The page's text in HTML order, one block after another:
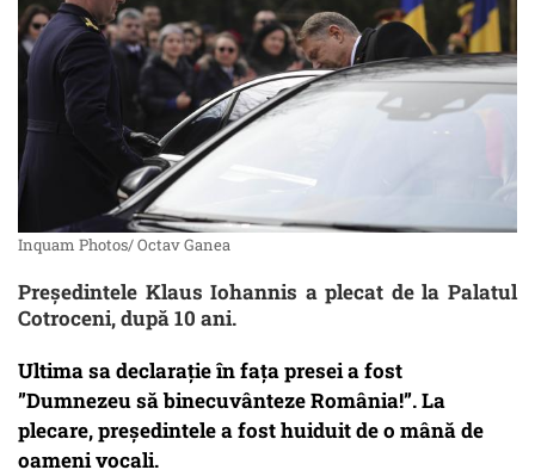
Inquam Photos/ Octav Ganea
Președintele Klaus Iohannis a plecat de la Palatul
Cotroceni, după 10 ani.
Ultima sa declarație în fața presei a fost
”Dumnezeu să binecuvânteze România!”. La
plecare, președintele a fost huiduit de o mână de
oameni vocali.